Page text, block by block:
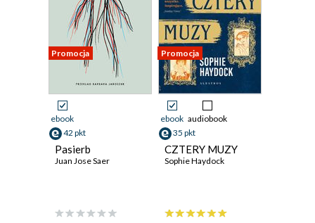
Promocja
ebook
42 pkt
Pasierb
Juan Jose Saer
Promocja
ebook audiobook
35 pkt
CZTERY MUZY
Sophie Haydock